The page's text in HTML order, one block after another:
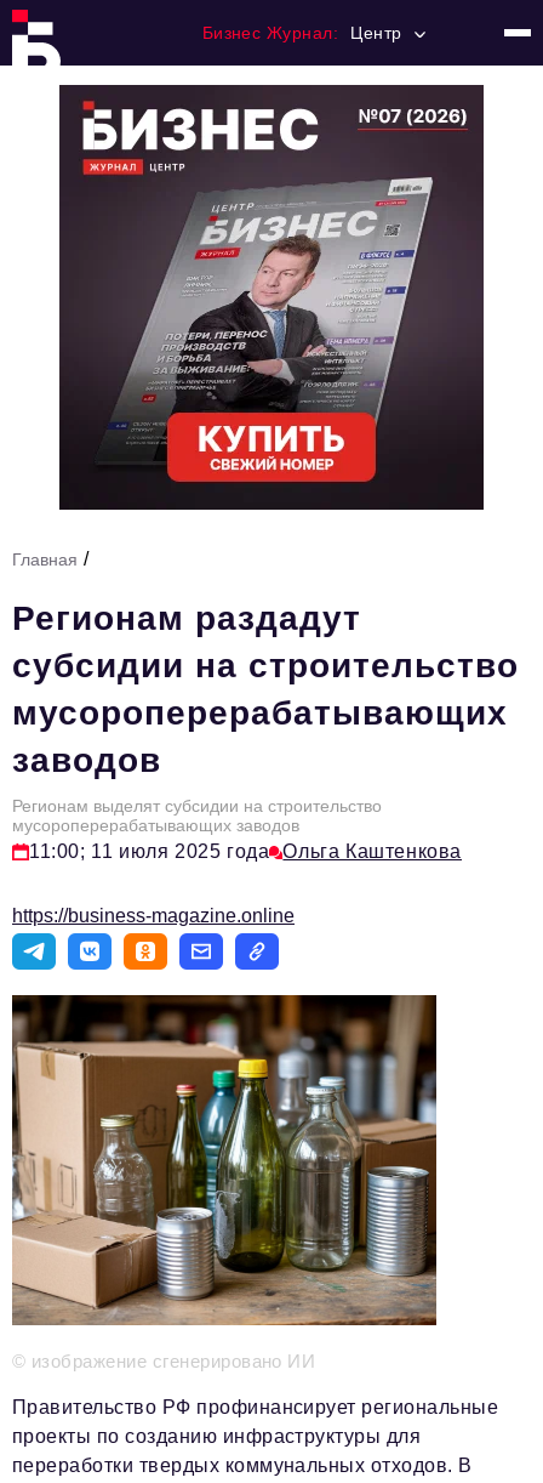
Бизнес Журнал: Центр
Регулирование
Премия "Тульский Бизнес"
История тульского предпринимательства
Тема номера
HR
Персона номера
Инфраструктура развития
Технологии и тренды
Туризм
Мероприятия
Видео
Телефон редакции:+7 495 727-01-67
Электронные почты редакции:
Информационный отдел
info@business-magazine.online
Отдел рекламы
reklama@business-magazine.online
Отдел распространения/редакционная подписка
podpiska@business-magazine.online
Отдел по работе с партнерами
Главная /
Регионам раздадут
субсидии на строительство
мусороперерабатывающих
заводов
Регионам выделят субсидии на строительство
мусороперерабатывающих заводов
11:00; 11 июля 2025 года Ольга Каштенкова
https://business-magazine.online
© изображение сгенерировано ИИ
Правительство РФ профинансирует региональные
проекты по созданию инфраструктуры для
переработки твердых коммунальных отходов. В